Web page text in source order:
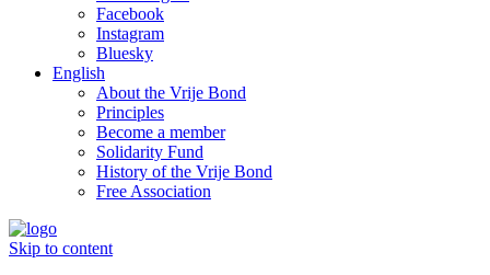
Facebook
Instagram
Bluesky
English
About the Vrije Bond
Principles
Become a member
Solidarity Fund
History of the Vrije Bond
Free Association
Skip to content